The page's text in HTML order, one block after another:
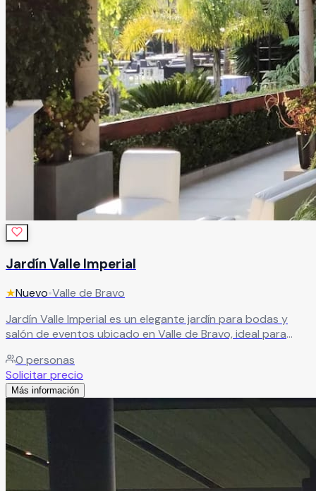
Jardín Valle Imperial
★Nuevo•Valle de Bravo
Jardín Valle Imperial es un elegante jardín para bodas y
salón de eventos ubicado en Valle de Bravo, ideal para
rodeado de naturaleza. El recinto ofrece espacios
versátiles perfectos para bodas, XV años, aniversarios,
graduaciones, eventos corporativos y celebraciones
sociales especiales, combinando elegancia, comodidad y
una atmósfera única para cada ocasión. Además, Jardín
Valle Imperial cuenta con cocina gourmet, brindando una
experiencia gastronómica de alta calidad para
complementar cada celebración y hacer de cada evento
una experiencia verdaderamente memorable.
0 personas
Solicitar precio
Más información